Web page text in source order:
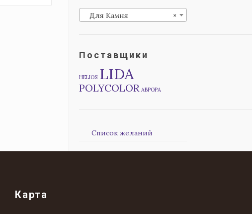
×
Для Камня
Поставщики
HELIOS LIDA
POLYCOLOR АВРОРА
Список желаний
Карта